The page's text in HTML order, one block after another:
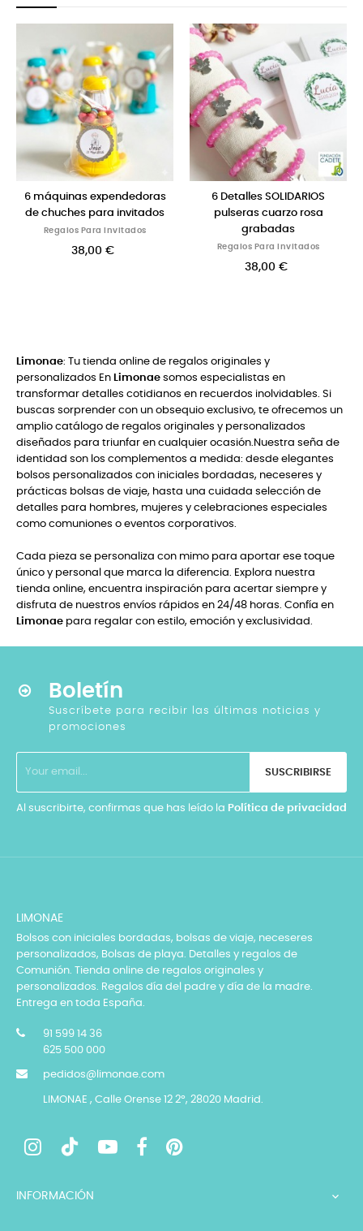
6 Detalles SOLIDARIOS
pulseras cuarzo rosa
grabadas
Regalos Para Invitados
6 llaveros trenzados a mano
con margarita
Regalos Para Invitados
18,00 €
Limonae: Tu tienda online de regalos originales y
personalizados En
Limonae somos especialistas en
transformar detalles cotidianos en recuerdos inolvidables. Si
buscas sorprender con un obsequio exclusivo, te ofrecemos un
amplio catálogo de regalos originales y personalizados
diseñados para triunfar en cualquier ocasión.Nuestra seña de
identidad son los complementos a medida: desde elegantes
bolsos personalizados con iniciales bordadas, neceseres y
prácticas bolsas de viaje, hasta una cuidada selección de
detalles para hombres, mujeres y celebraciones especiales
como comuniones o eventos corporativos.
Cada pieza se personaliza con mimo para aportar ese toque
único y personal que marca la diferencia. Explora nuestra
tienda online, encuentra inspiración para acertar siempre y
disfruta de nuestros envíos rápidos en 24/48 horas. Confía en
Limonae para regalar con estilo, emoción y exclusividad.
Boletín
Suscríbete para recibir las últimas noticias y
promociones
SUSCRIBIRSE
Al suscribirte, confirmas que has leído la Política de privacidad
LIMONAE
Bolsos con iniciales bordadas, bolsas de viaje, neceseres
personalizados, Bolsas de playa. Detalles y regalos de
Comunión. Tienda online de regalos originales y
personalizados. Regalos día del padre y día de la madre.
Entrega en toda España.
91 599 14 36
625 500 000
pedidos@limonae.com
LIMONAE , Calle Orense 12 2º, 28020 Madrid.
INFORMACIÓN 